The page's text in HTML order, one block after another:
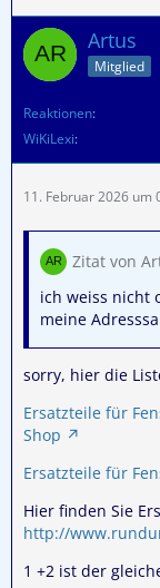
Artus
Mitglied
Reaktionen
WiKiLexi
11. Februar 2026 um
Zitat von
ich weiss nicht
meine
sorry, hier die
Ersatzteile für
Shop
Ersatzteile für
Hier finden Sie
http://
1 +2 ist der